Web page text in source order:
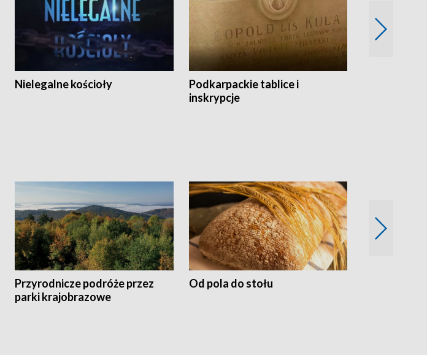
Nielegalne kościoły
Podkarpackie tablice i
inskrypcje
Przyrodnicze podróże przez
parki krajobrazowe
Od pola do stołu